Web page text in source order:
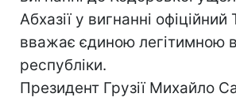
Абхазії у вигнанні офіційний
вважає єдиною легітимною
республіки.
Президент Грузії Михайло